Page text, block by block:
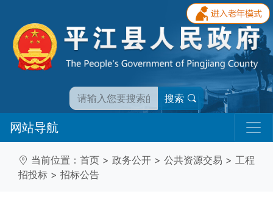
搜索
网站导航
当前位置： 首页 > 政务公开 > 公共资源交易 > 工程
招投标 > 招标公告